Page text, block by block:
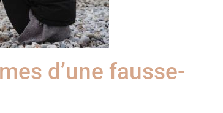
d’une fausse-